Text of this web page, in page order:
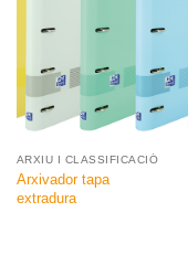
ARXIU I CLASSIFICACIÓ
Arxivador tapa
extradura